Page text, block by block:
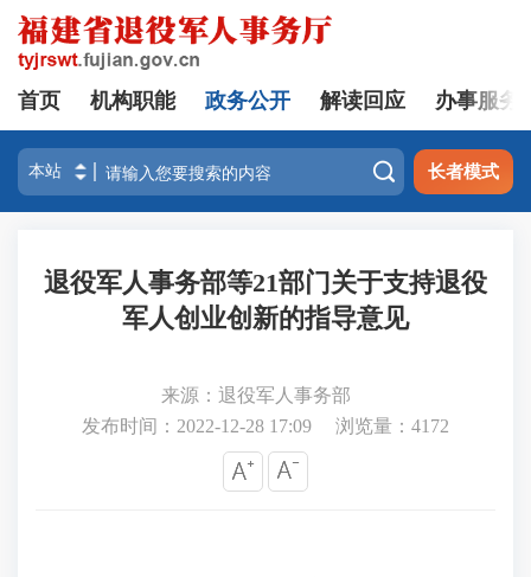
首页 机构职能 政务公开 解读回应 办事服务
 长者模式
退役军人事务部等21部门关于支持退役
军人创业创新的指导意见
来源：退役军人事务部
发布时间：2022-12-28 17:09
浏览量： 4172